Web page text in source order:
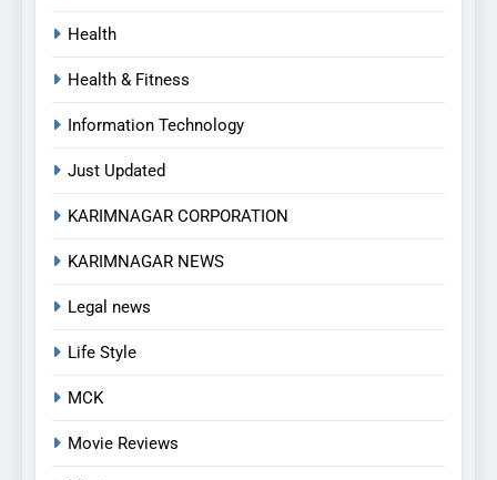
Health
Health & Fitness
Information Technology
Just Updated
KARIMNAGAR CORPORATION
KARIMNAGAR NEWS
Legal news
Life Style
MCK
Movie Reviews
6